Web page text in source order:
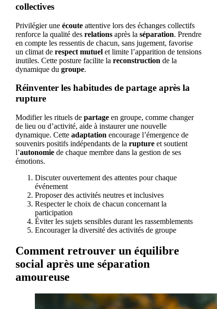
collectives
Privilégier une écoute attentive lors des échanges collectifs
renforce la qualité des relations après la séparation. Prendre
en compte les ressentis de chacun, sans jugement, favorise
un climat de respect mutuel et limite l’apparition de tensions
inutiles. Cette posture facilite la reconstruction de la
dynamique du groupe.
Réinventer les habitudes de partage après la
rupture
Modifier les rituels de partage en groupe, comme changer
de lieu ou d’activité, aide à instaurer une nouvelle
dynamique. Cette adaptation encourage l’émergence de
souvenirs positifs indépendants de la rupture et soutient
l’autonomie de chaque membre dans la gestion de ses
émotions.
Discuter ouvertement des attentes pour chaque
événement
Proposer des activités neutres et inclusives
Respecter le choix de chacun concernant la
participation
Éviter les sujets sensibles durant les rassemblements
Encourager la diversité des activités de groupe
Comment retrouver un équilibre
social après une séparation
amoureuse